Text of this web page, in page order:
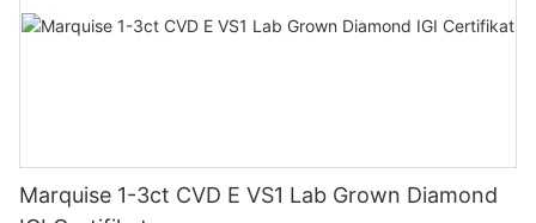
Marquise 1-3ct CVD E VS1 Lab Grown Diamond